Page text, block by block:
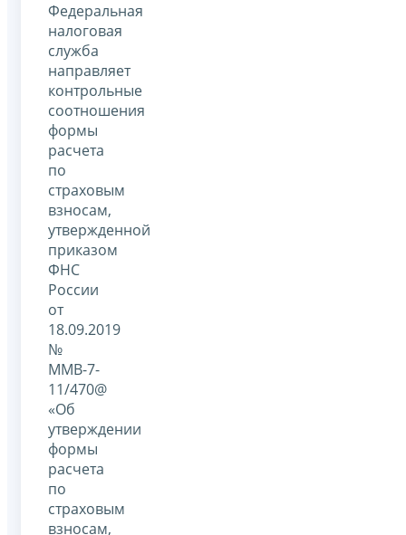
Федеральная
налоговая
служба
направляет
контрольные
соотношения
формы
расчета
по
страховым
взносам,
утвержденной
приказом
ФНС
России
от
18.09.2019
№
ММВ-7-
11/470@
«Об
утверждении
формы
расчета
по
страховым
взносам,